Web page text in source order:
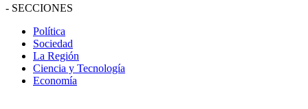
- SECCIONES
Política
Sociedad
La Región
Ciencia y Tecnología
Economía